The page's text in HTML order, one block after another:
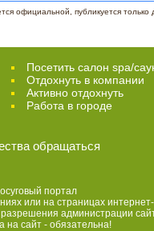
официальной, публикуется только
Посетить салон spa/
Отдохнуть в компании
Активно отдохнуть
Работа в городе
обращаться
портал
или на страницах интернет-
администрации
на сайт - обязательна!